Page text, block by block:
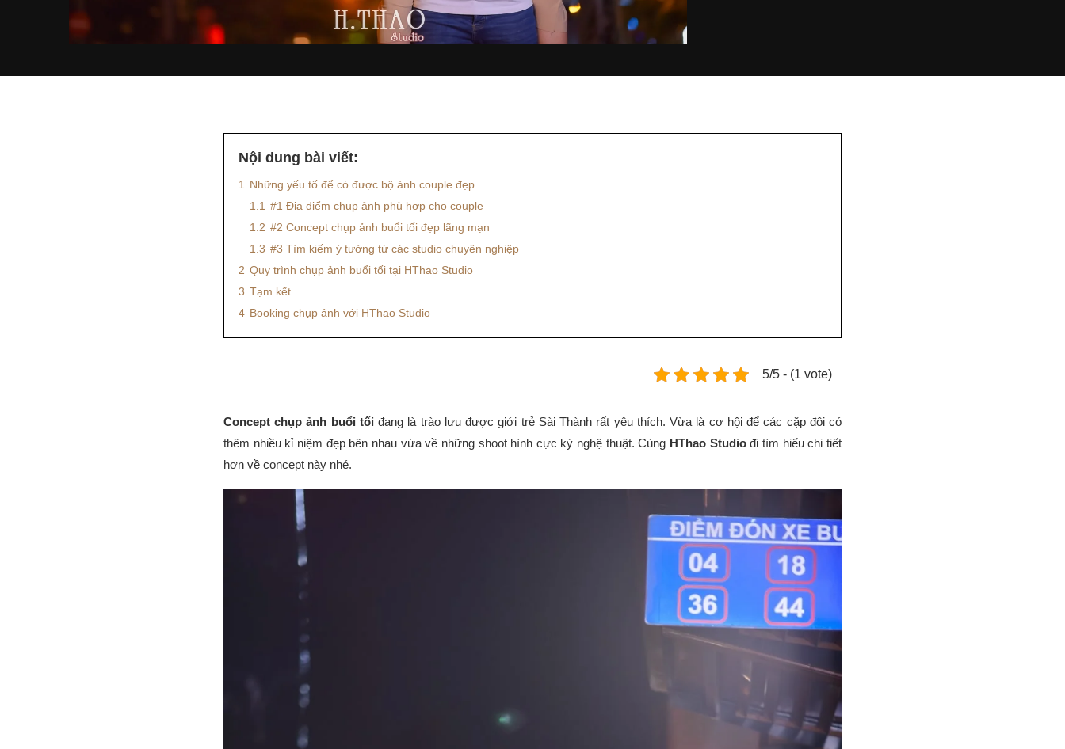
Nội dung bài viết:
1
Những yếu tố để có được bộ ảnh couple đẹp
1.1 #1 Địa điểm chụp ảnh phù hợp cho couple
1.2 #2 Concept chụp ảnh buổi tối đẹp lãng mạn
1.3 #3 Tìm kiếm ý tưởng từ các studio chuyên nghiệp
2 Quy trình chụp ảnh buổi tối tại HThao Studio
3 Tạm kết
4 Booking chụp ảnh với HThao Studio
5/5 - (1 vote)
Concept chụp ảnh buổi tối đang là trào lưu được giới trẻ Sài Thành rất yêu thích. Vừa là cơ hội để các cặp đôi có
thêm nhiều kỉ niệm đẹp bên nhau vừa về những shoot hình cực kỳ nghệ thuật. Cùng HThao Studiođi tìm hiểu chi tiết
hơn về concept này nhé.